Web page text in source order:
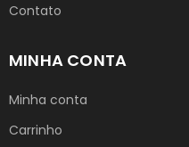
Contato
MINHA CONTA
Minha conta
Carrinho